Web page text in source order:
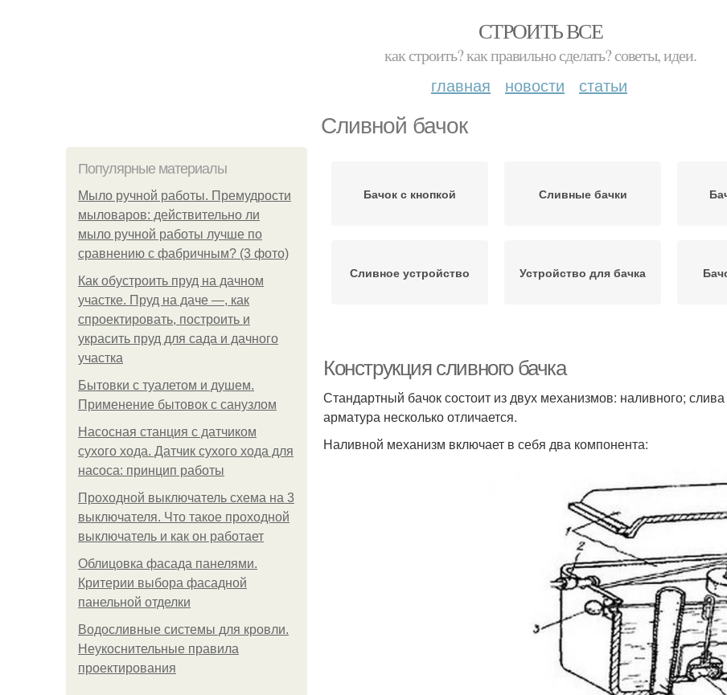
СТРОИТЬ ВСЕ
как строить? как правильно сделать? советы, идеи.
главная новости статьи
Сливной бачок
Популярные материалы
Мыло ручной работы. Премудрости
мыловаров: действительно ли
мыло ручной работы лучше по
сравнению с фабричным? (3 фото)
Как обустроить пруд на дачном
участке. Пруд на даче —, как
спроектировать, построить и
украсить пруд для сада и дачного
участка
Бытовки с туалетом и душем.
Применение бытовок с санузлом
Насосная станция с датчиком
сухого хода. Датчик сухого хода для
насоса: принцип работы
Проходной выключатель схема на 3
выключателя. Что такое проходной
выключатель и как он работает
Облицовка фасада панелями.
Критерии выбора фасадной
панельной отделки
Водосливные системы для кровли.
Неукоснительные правила
проектирования
Бачок с кнопкой Сливные бачки
Сливное устройство Устройство для бачка
Конструкция сливного бачка
Стандартный бачок состоит из двух механизмов: наливного;
арматура несколько отличается.
Наливной механизм включает в себя два компонента: